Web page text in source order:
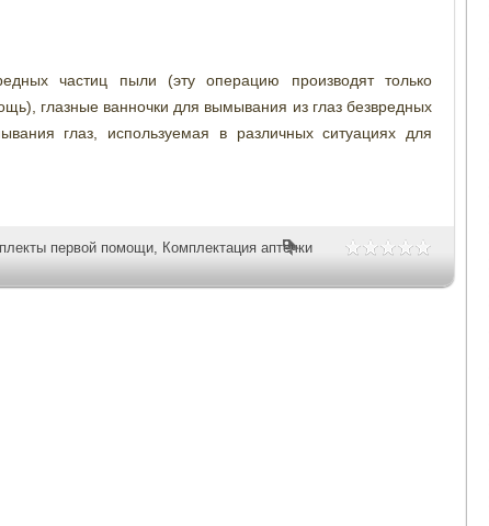
частиц пыли (эту операцию производят только
глазные ванночки для вымывания из глаз безвредных
глаз, используемая в различных ситуациях для
первой помощи, Комплектация аптечки